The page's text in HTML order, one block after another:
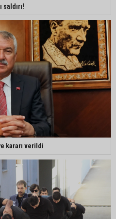
Ar-Ge ve sanayi iş
gıda işletmelerine sıkı denetim
30 ilde DEAŞ operasyonu: 104
saldırı!
kararı verildi